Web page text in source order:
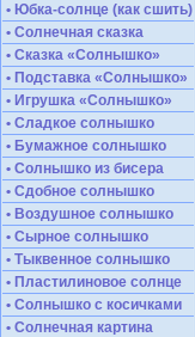
• Юбка-солнце (как сшить)
• Солнечная сказка
• Сказка «Солнышко»
• Подставка «Солнышко»
• Игрушка «Солнышко»
• Сладкое солнышко
• Бумажное солнышко
• Солнышко из бисера
• Сдобное солнышко
• Воздушное солнышко
• Сырное солнышко
• Тыквенное солнышко
• Пластилиновое солнце
• Солнышко с косичками
• Солнечная картина